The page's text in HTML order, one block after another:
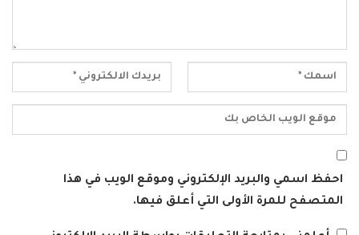
احفظ اسمي والبريد الإلكتروني وموقع الويب في هذا
المتصفح للمرة الأولى التي أعلق فيها.